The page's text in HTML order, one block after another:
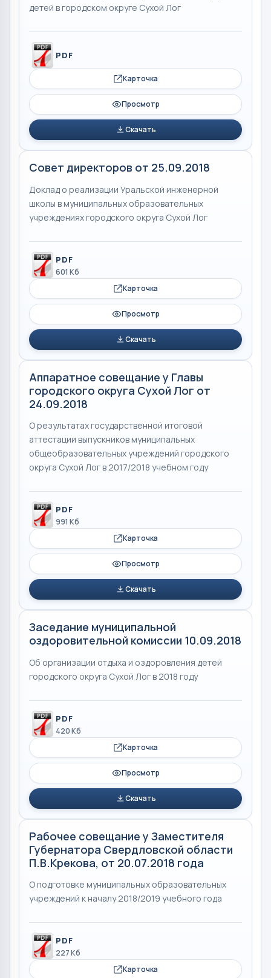
детей в городском округе Сухой Лог
PDF
Карточка
Просмотр
Скачать
Совет директоров от 25.09.2018
Доклад о реализации Уральской инженерной
школы в муниципальных образовательных
учреждениях городского округа Сухой Лог
PDF
601 Кб
Карточка
Просмотр
Скачать
Аппаратное совещание у Главы
городского округа Сухой Лог от
24.09.2018
О результатах государственной итоговой
аттестации выпускников муниципальных
общеобразовательных учреждений городского
округа Сухой Лог в 2017/2018 учебном году
PDF
991 Кб
Карточка
Просмотр
Скачать
Заседание муниципальной
оздоровительной комиссии 10.09.2018
Об организации отдыха и оздоровления детей
городского округа Сухой Лог в 2018 году
PDF
420 Кб
Карточка
Просмотр
Скачать
Рабочее совещание у Заместителя
Губернатора Свердловской области
П.В.Крекова, от 20.07.2018 года
О подготовке муниципальных образовательных
учреждений к началу 2018/2019 учебного года
PDF
227 Кб
Карточка